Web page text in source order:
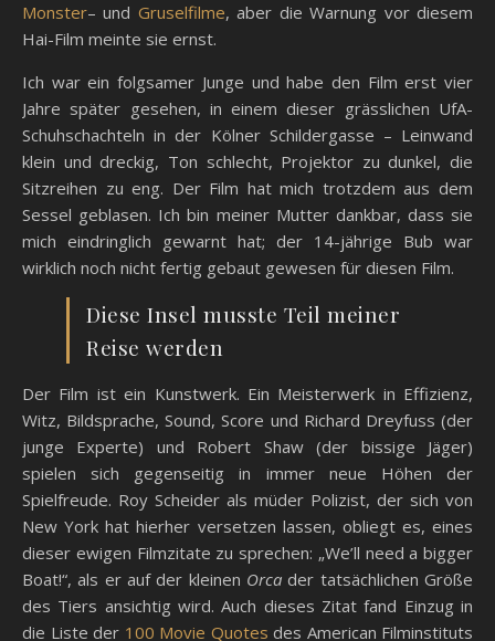
Monster– und Gruselfilme, aber die Warnung vor diesem
Hai-Film meinte sie ernst.
Ich war ein folgsamer Junge und habe den Film erst vier
Jahre später gesehen, in einem dieser grässlichen UfA-
Schuhschachteln in der Kölner Schildergasse – Leinwand
klein und dreckig, Ton schlecht, Projektor zu dunkel, die
Sitzreihen zu eng. Der Film hat mich trotzdem aus dem
Sessel geblasen. Ich bin meiner Mutter dankbar, dass sie
mich eindringlich gewarnt hat; der 14-jährige Bub war
wirklich noch nicht fertig gebaut gewesen für diesen Film.
Diese Insel musste Teil meiner
Reise werden
Der Film ist ein Kunstwerk. Ein Meisterwerk in Effizienz,
Witz, Bildsprache, Sound, Score und Richard Dreyfuss (der
junge Experte) und Robert Shaw (der bissige Jäger)
spielen sich gegenseitig in immer neue Höhen der
Spielfreude. Roy Scheider als müder Polizist, der sich von
New York hat hierher versetzen lassen, obliegt es, eines
dieser ewigen Filmzitate zu sprechen: „We’ll need a bigger
Boat!“, als er auf der kleinen Orca der tatsächlichen Größe
des Tiers ansichtig wird. Auch dieses Zitat fand Einzug in
die Liste der 100 Movie Quotes des American Filminstituts